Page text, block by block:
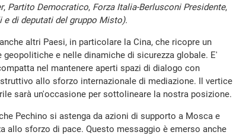
, Partito Democratico, Forza Italia-Berlusconi Presidente,
e di deputati del gruppo Misto).
altri Paesi, in particolare la Cina, che ricopre un
e nelle dinamiche di sicurezza globale. E'
nel mantenere aperti spazi di dialogo con
allo sforzo internazionale di mediazione. Il vertice
sarà un'occasione per sottolineare la nostra posizione.
Pechino si astenga da azioni di supporto a Mosca e
allo sforzo di pace. Questo messaggio è emerso anche